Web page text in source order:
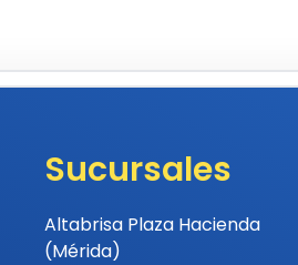
Sucursales
Altabrisa Plaza Hacienda
(Mérida)